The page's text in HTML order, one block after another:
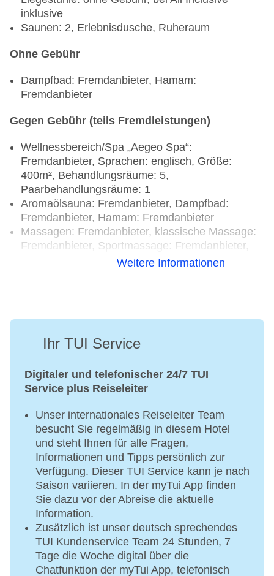
inklusive
Saunen: 2, Erlebnisdusche, Ruheraum
Ohne Gebühr
Dampfbad: Fremdanbieter, Hamam:
Fremdanbieter
Gegen Gebühr (teils Fremdleistungen)
Wellnessbereich/Spa „Aegeo Spa“:
Fremdanbieter, Sprachen: englisch, Größe:
400m², Behandlungsräume: 5,
Paarbehandlungsräume: 1
Aromaölsauna: Fremdanbieter, Dampfbad:
Fremdanbieter, Hamam: Fremdanbieter
Massagen: Fremdanbieter, klassische Massage:
Fremdanbieter, Sportmassage: Fremdanbieter,
Fußreflexzonenmassage: Fremdanbieter,
Rückenmassage
Fremdanbieter, Beauty-/Kosmetikanwendungen:
Fremdanbieter, Peeling: Fremdanbieter,
Gesichtsbehandlung: Fremdanbieter, Maniküre:
Weitere Informationen
Ihr TUI Service
Digitaler und telefonischer 24/7 TUI
Service plus Reiseleiter
Unser internationales Reiseleiter Team
besucht Sie regelmäßig in diesem Hotel
und steht Ihnen für alle Fragen,
Informationen und Tipps persönlich zur
Verfügung. Dieser TUI Service kann je nach
Saison variieren. In der myTui App finden
Sie dazu vor der Abreise die aktuelle
Information.
Zusätzlich ist unser deutsch sprechendes
TUI Kundenservice Team 24 Stunden, 7
Tage die Woche digital über die
Chatfunktion der myTui App, telefonisch